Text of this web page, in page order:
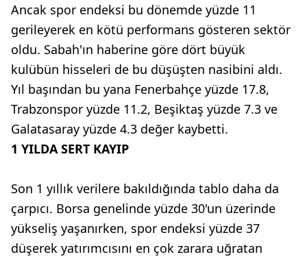
Ancak spor endeksi bu dönemde yüzde 11
gerileyerek en kötü performans gösteren sektör
oldu. Sabah'ın haberine göre dört büyük
kulübün hisseleri de bu düşüşten nasibini aldı.
Yıl başından bu yana Fenerbahçe yüzde 17.8,
Trabzonspor yüzde 11.2, Beşiktaş yüzde 7.3 ve
Galatasaray yüzde 4.3 değer kaybetti.
1 YILDA SERT KAYIP
Son 1 yıllık verilere bakıldığında tablo daha da
çarpıcı. Borsa genelinde yüzde 30'un üzerinde
yükseliş yaşanırken, spor endeksi yüzde 37
düşerek yatırımcısını en çok zarara uğratan